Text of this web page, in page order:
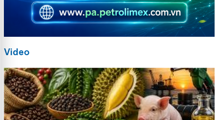
Video